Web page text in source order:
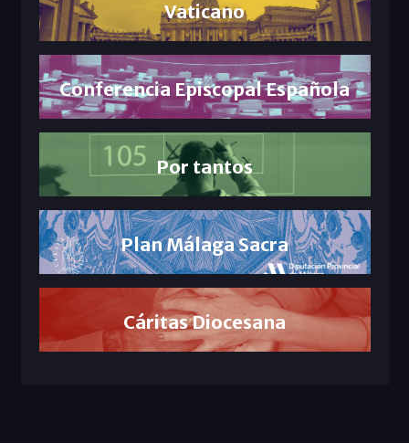
Vaticano
Conferencia Episcopal Española
Por tantos
Plan Málaga Sacra
Cáritas Diocesana